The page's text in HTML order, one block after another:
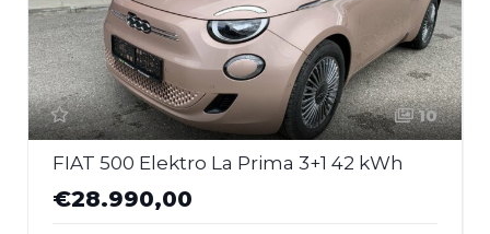
10
FIAT 500 Elektro La Prima 3+1 42 kWh
€28.990,00